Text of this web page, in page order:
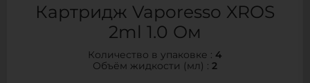
Картридж Vaporesso XROS
2ml 1.0 Ом
Количество в упаковке : 4
Объём жидкости (мл) : 2